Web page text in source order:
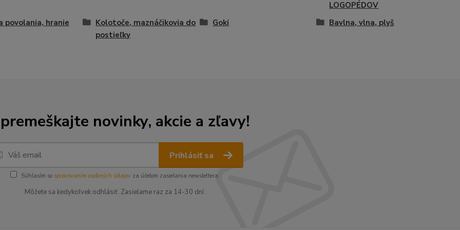
LOGOPÉDOV
povolania, hranie
Kolotoče, maznáčikovia do
postieľky
Goki Bavlna, vlna, plyš
novinky, akcie a zľavy!
Prihlásiť sa
Súhlasím so spracovaním osobných údajov za účelom zasielania newslettera.
Môžete sa kedykoľvek odhlásiť. Zasielame raz za 14-30 dní.